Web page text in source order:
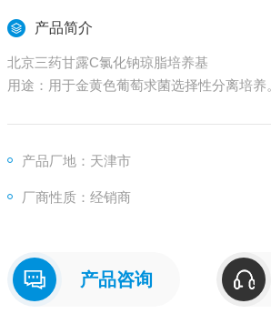
产品简介
北京三药甘露C氯化钠琼脂培养基
用途：用于金黄色葡萄求菌选择性分离培养
产品厂地：天津市
厂商性质：经销商
产品咨询